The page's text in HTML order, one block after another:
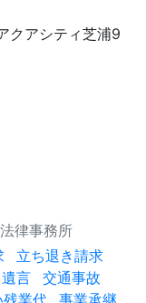
クアシティ芝浦9
律事務所
立ち退き請求
遺言
交通事故
業代 事業承継